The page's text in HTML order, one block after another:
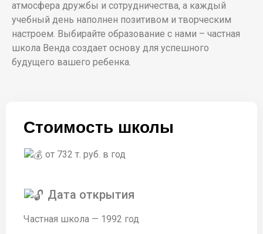
атмосфера дружбы и сотрудничества, а каждый
учебный день наполнен позитивом и творческим
настроем. Выбирайте образование с нами – частная
школа Венда создает основу для успешного
будущего вашего ребенка.
Стоимость школы
от 732 т. руб. в год
Дата открытия
Частная школа — 1992 год